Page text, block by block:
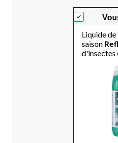
Liquide
saison
d'insectes